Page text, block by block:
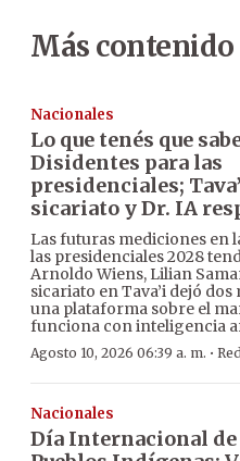
Más contenido
Nacionales
Lo que tenés que
Disidentes para las
presidenciales;
sicariato y Dr. IA
Las futuras mediciones en
las presidenciales 2028
Arnoldo Wiens, Lilian
sicariato en Tava’i dejó
una plataforma sobre el
funciona con inteligencia
Agosto 10, 2026 06:39 a. m. ·
Nacionales
Día Internacional de